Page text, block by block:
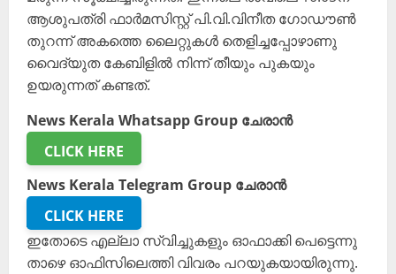
ആശുപത്രി ഫാർമസിസ്റ്റ് പി.വി.വിനീത ഗോഡൗൺ
തുറന്ന് അകത്തെ ലൈറ്റുകൾ തെളിച്ചപ്പോഴാണു
വൈദ്യുത കേബിളിൽ നിന്ന് തീയും പുകയും
ഉയരുന്നത് കണ്ടത്.
News Kerala Whatsapp Group ചേരാൻ
CLICK HERE
News Kerala Telegram Group ചേരാൻ
CLICK HERE
ഇതോടെ എല്ലാ സ്വിച്ചുകളും ഓഫാക്കി പെട്ടെന്നു
താഴെ ഓഫിസിലെത്തി വിവരം പറയുകയായിരുന്നു.